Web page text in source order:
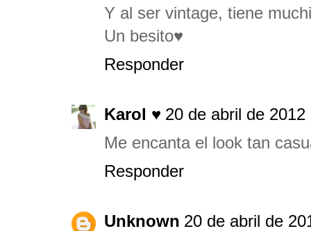
Y al ser vintage, tiene
Un besito♥
Responder
Karol ♥ 20 de abril de 2012
Me encanta el look tan
Responder
Unknown 20 de abril de